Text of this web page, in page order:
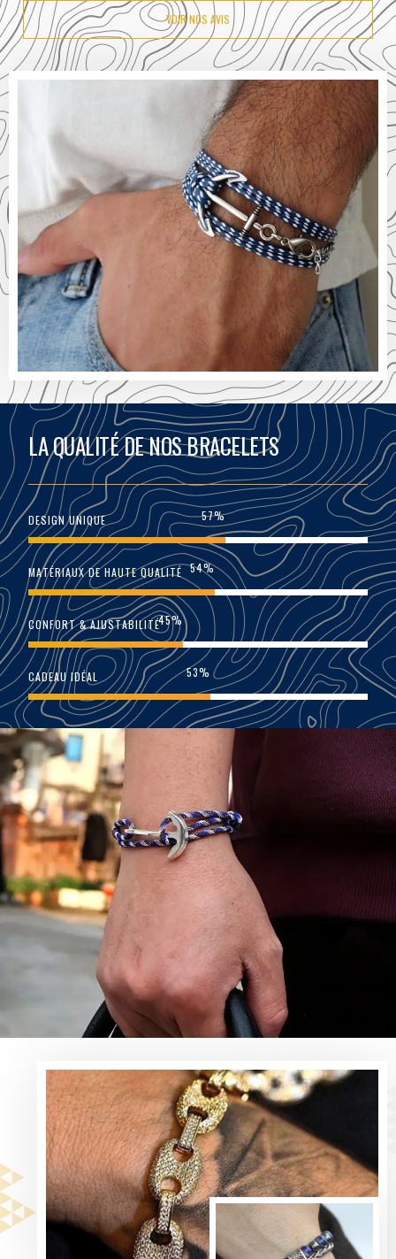
VOIR NOS AVIS
LA QUALITÉ DE NOS BRACELETS
DESIGN UNIQUE 92%
MATÉRIAUX DE HAUTE QUALITÉ 87 %
CONFORT & AJUSTABILITÉ 72%
CADEAU IDÉAL 85 %